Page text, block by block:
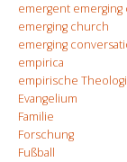
emergent emerging
emerging church
emerging
empirica
empirische
Evangelium
Familie
Forschung
Fußball